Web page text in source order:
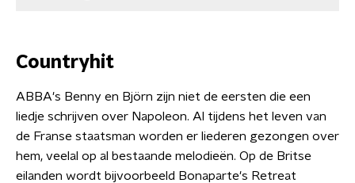
Countryhit
ABBA's Benny en Björn zijn niet de eersten die een
liedje schrijven over Napoleon. Al tijdens het leven van
de Franse staatsman worden er liederen gezongen over
hem, veelal op al bestaande melodieën. Op de Britse
eilanden wordt bijvoorbeeld Bonaparte's Retreat